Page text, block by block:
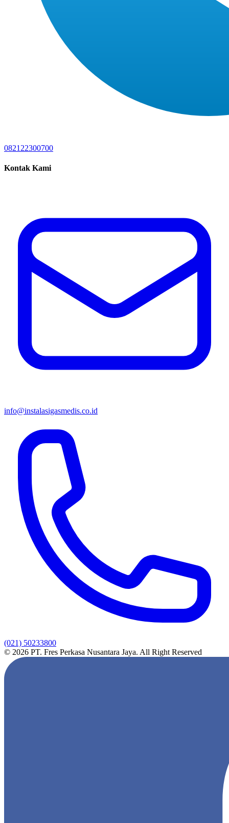
082122300700
Kontak Kami
info@instalasigasmedis.co.id
(021) 50233800
© 2026 PT. Fres Perkasa Nusantara Jaya. All Right Reserved